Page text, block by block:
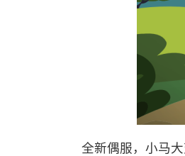
全新偶服，小马